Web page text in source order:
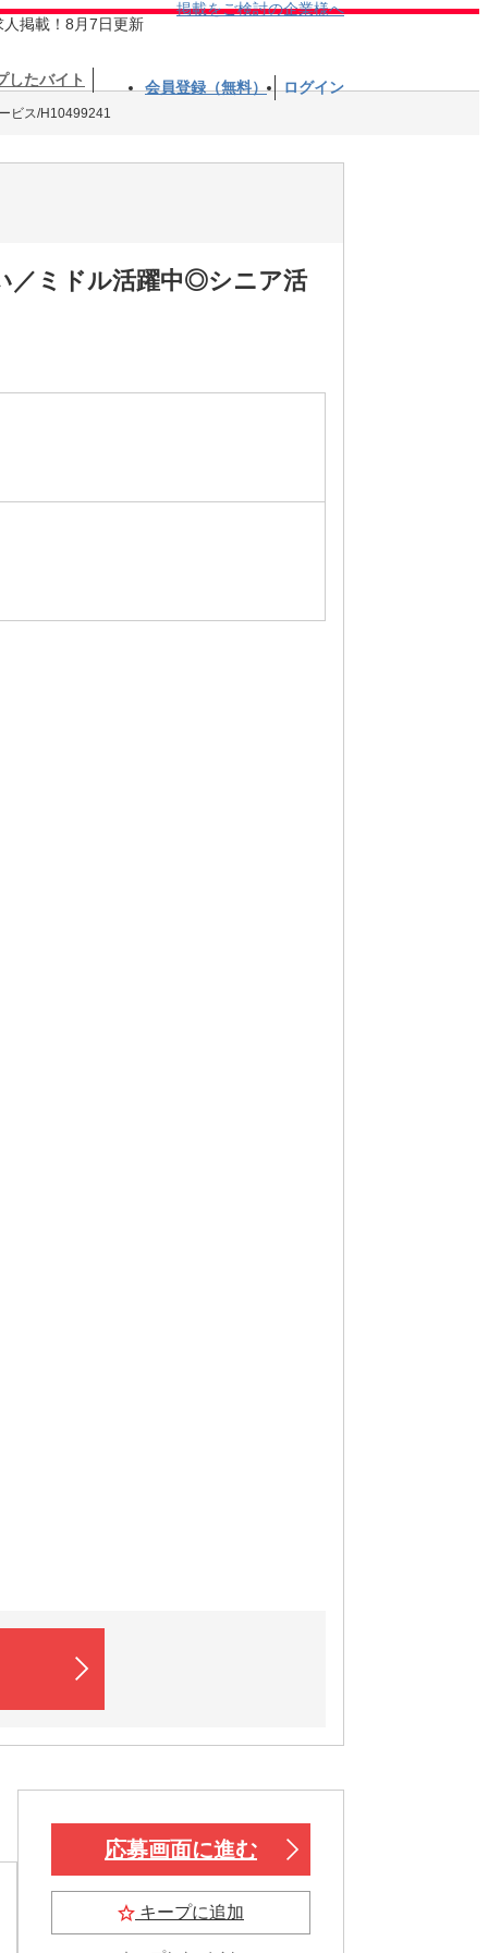
人掲載！8月7日更新
掲載をご検討の企業様へ
したバイト 会員登録（無料） ログイン
ビス/H10499241
／ミドル活躍中◎シニア活
応募画面に進む
キープに追加